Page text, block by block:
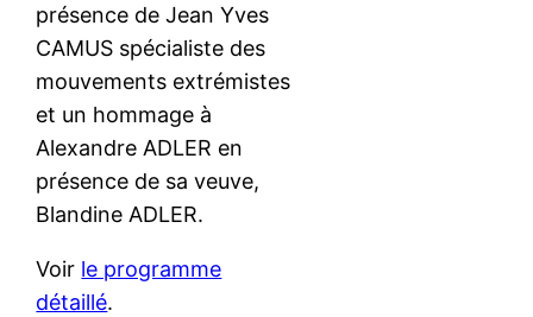
présence de Jean Yves
CAMUS spécialiste des
mouvements extrémistes
et un hommage à
Alexandre ADLER en
présence de sa veuve,
Blandine ADLER.
Voir le programme
détaillé.